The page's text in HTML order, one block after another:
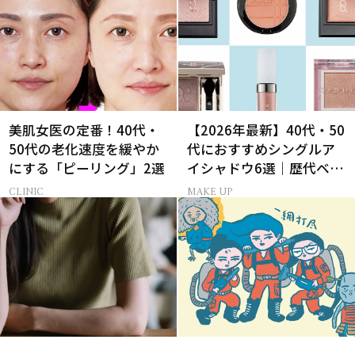
美肌女医の定番！40代・
50代の老化速度を緩やか
にする「ピーリング」2選
CLINIC
【2026年最新】40代・50
代におすすめシングルア
イシャドウ6選｜歴代ベス
トコスメ受賞まとめ
MAKE UP